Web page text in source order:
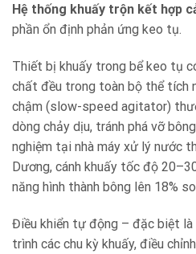
Hệ thống khuấy trộn kết hợp
phần ổn định phản ứng keo tụ.
Thiết bị khuấy trong bể keo tụ
chất đều trong toàn bộ thể tích
chậm (slow-speed agitator)
dòng chảy dịu, tránh phá vỡ
nghiệm tại nhà máy xử lý nước
Dương, cánh khuấy tốc độ
năng hình thành bông lên 18%
Điều khiển tự động – đặc biệt là
trình các chu kỳ khuấy, điều